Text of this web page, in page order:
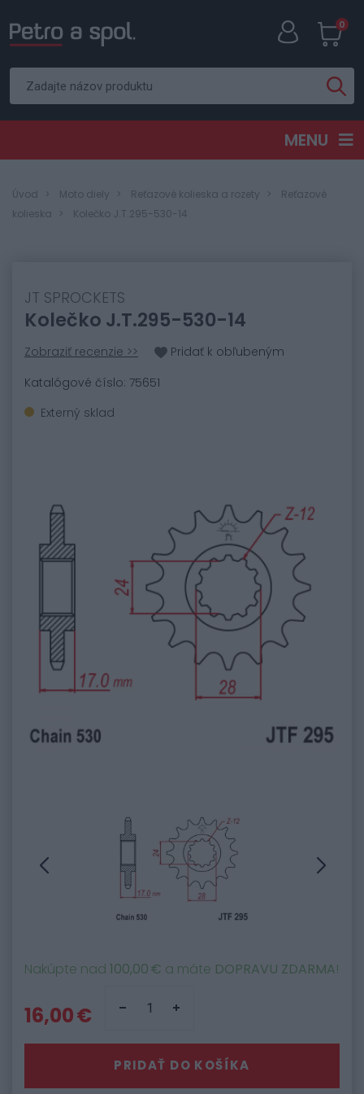
0
MENU
Úvod Moto diely Reťazové kolieska a rozety
Reťazové
kolieska
Kolečko J.T.295-530-14
JT SPROCKETS
Kolečko J.T.295-530-14
Zobraziť recenzie >>
Pridať k obľubeným
Katalógové číslo: 75651
Externý sklad
Nakúpte nad 100,00 € a máte DOPRAVU ZDARMA!
16,00 €
PRIDAŤ DO KOŠÍKA